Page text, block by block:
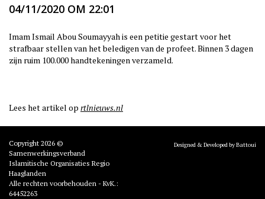
04/11/2020 OM 22:01
Imam Ismail Abou Soumayyah is een petitie gestart voor het
strafbaar stellen van het beledigen van de profeet. Binnen 3 dagen
zijn ruim 100.000 handtekeningen verzameld.
Lees het artikel op rtlnieuws.nl
Copyright 2026 ©
Samenwerkingsverband
Islamitische Organisaties Regio
Haaglanden
Alle rechten voorbehouden - KvK.:
64452263
Designed & Developed by Battoui